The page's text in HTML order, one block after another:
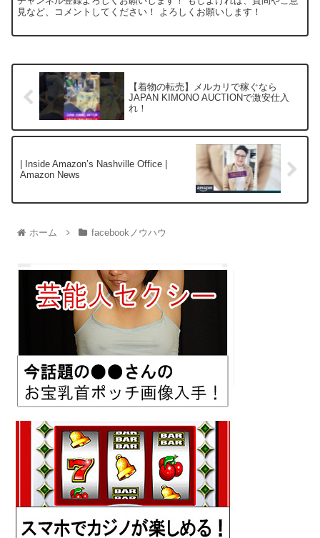
見など、コメントしてください！ よろしくお願いします！
【着物の転売】メルカリで稼ぐなら
JAPAN KIMONO AUCTIONで激安仕入
れ！
| Inside Amazon’s Nashville Office |
Amazon News
ホーム facebookノウハウ